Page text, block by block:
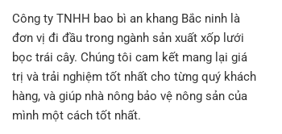
Công ty TNHH bao bì an khang Bắc ninh là
đơn vị đi đầu trong ngành sản xuất xốp lưới
bọc trái cây. Chúng tôi cam kết mang lại giá
trị và trải nghiệm tốt nhất cho từng quý khách
hàng, và giúp nhà nông bảo vệ nông sản của
mình một cách tốt nhất.